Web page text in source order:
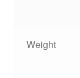
Weight